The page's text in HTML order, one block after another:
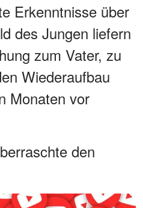
Erkenntnisse über
des Jungen liefern
zum Vater, zu
Wiederaufbau
Monaten vor
den